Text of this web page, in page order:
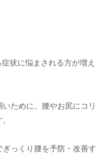
状に悩まされる方が増え
ために、腰やお尻にコリ
っくり腰を予防・改善す